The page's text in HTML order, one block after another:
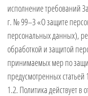
исполнение требований
г. № 99–З «О защите
персональных данных),
обработкой и защитой
принимаемых мер по
предусмотренных
1.2. Политика действует